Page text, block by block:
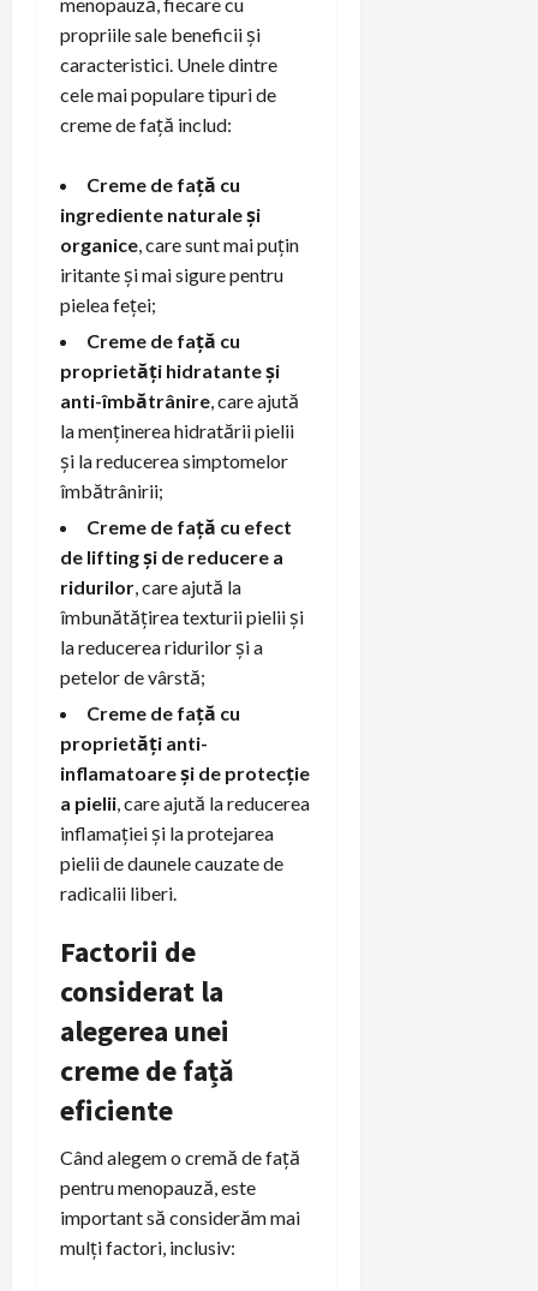
propriile sale beneficii și
caracteristici. Unele dintre
cele mai populare tipuri de
creme de față includ:
Creme de față cu
ingrediente naturale și
organice, care sunt mai puțin
iritante și mai sigure pentru
pielea feței;
Creme de față cu
proprietăți hidratante și
anti-îmbătrânire, care ajută
la menținerea hidratării pielii
și la reducerea simptomelor
îmbătrânirii;
Creme de față cu efect
de lifting și de reducere a
ridurilor, care ajută la
îmbunătățirea texturii pielii și
la reducerea ridurilor și a
petelor de vârstă;
Creme de față cu
proprietăți anti-
inflamatoare și de protecție
a pielii, care ajută la reducerea
inflamației și la protejarea
pielii de daunele cauzate de
radicalii liberi.
Factorii de
considerat la
alegerea unei
creme de față
eficiente
Când alegem o cremă de față
pentru menopauză, este
important să considerăm mai
mulți factori, inclusiv: